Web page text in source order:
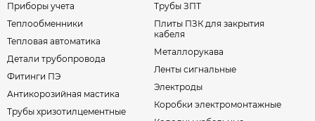
Приборы учета
Теплообменники
Тепловая автоматика
Детали трубопровода
Фитинги ПЭ
Антикорозийная мастика
Трубы хризотилцементные
Трубы ЗПТ
Плиты ПЗК для закрытия
кабеля
Металлорукава
Ленты сигнальные
Электроды
Коробки электромонтажные